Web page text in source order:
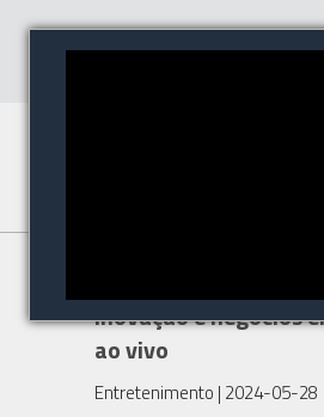
inovação e negócios
ao vivo
Entretenimento | 2024-05-28